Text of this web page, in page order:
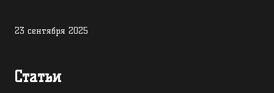
23 сентября 2025
Статьи